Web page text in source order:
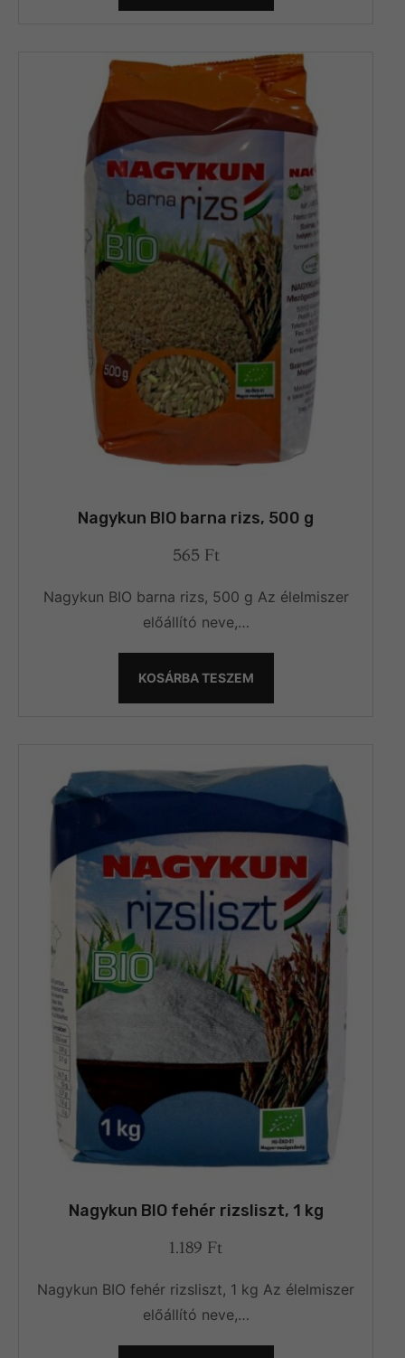
Nagykun BIO barna rizs, 500 g
565 Ft
Nagykun BIO barna rizs, 500 g Az élelmiszer
előállító neve,…
KOSÁRBA TESZEM
Nagykun BIO fehér rizsliszt, 1 kg
1.189 Ft
Nagykun BIO fehér rizsliszt, 1 kg Az élelmiszer
előállító neve,…